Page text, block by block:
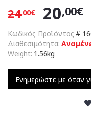
Κωδικός Προϊόντος #
Διαθεσιμότητα:
Weight: 1.56kg
20,00€
24,00€
Ενημερώστε με όταν